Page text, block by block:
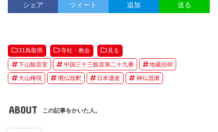
シェア ツイート 追加 送る
31鳥取県 寺社・教会 見る
下山観音堂 中国三十三観音第二十九番 地蔵信仰
大山権現 廃仏毀釈 日本遺産 神仏混淆
ABOUT この記事をかいた人。